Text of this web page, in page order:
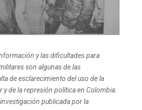
y las dificultades para
son algunas de las
de esclarecimiento del uso de la
y de la represión política en Colombia.
publicada por la